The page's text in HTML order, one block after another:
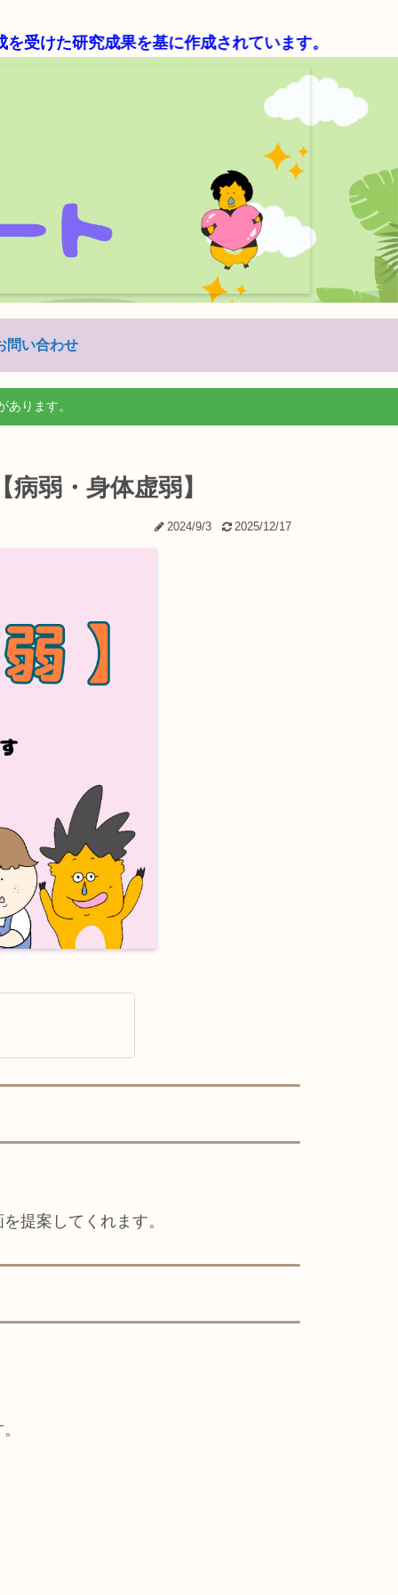
果を基に作成されています。
問い合わせ
ります。
弱・身体虚弱】
2024/9/3 2025/12/17
提案してくれます。